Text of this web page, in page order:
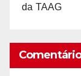
da TAAG